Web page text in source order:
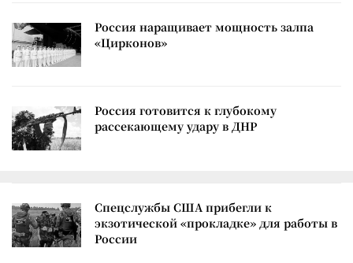
Россия наращивает мощность залпа
«Цирконов»
Россия готовится к глубокому
рассекающему удару в ДНР
Спецслужбы США прибегли к
экзотической «прокладке» для работы в
России